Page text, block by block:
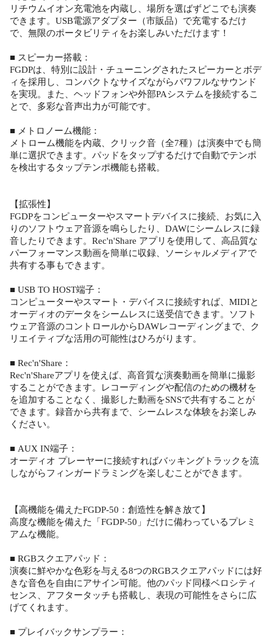
リチウムイオン充電池を内蔵し、場所を選ばずどこでも演奏
できます。USB電源アダプター（市販品）で充電するだけ
で、無限のポータビリティをお楽しみいただけます！
■ スピーカー搭載：
FGDPは、特別に設計・チューニングされたスピーカーとボデ
ィを採用し、コンパクトなサイズながらパワフルなサウンド
を実現。また、ヘッドフォンや外部PAシステムを接続するこ
とで、多彩な音声出力が可能です。
■ メトロノーム機能：
メトローム機能を内蔵、クリック音（全7種）は演奏中でも簡
単に選択できます。パッドをタップするだけで自動でテンポ
を検出するタップテンポ機能も搭載。
【拡張性】
FGDPをコンピューターやスマートデバイスに接続、お気に入
りのソフトウェア音源を鳴らしたり、DAWにシームレスに録
音したりできます。Rec'n'Share アプリを使用して、高品質な
パーフォーマンス動画を簡単に収録、ソーシャルメディアで
共有する事もできます。
■ USB TO HOST端子：
コンピューターやスマート・デバイスに接続すれば、MIDIと
オーディオのデータをシームレスに送受信できます。ソフト
ウェア音源のコントロールからDAWレコーディングまで、ク
リエイティブな活用の可能性はひろがります。
■ Rec'n'Share：
Rec'n'Shareアプリを使えば、高音質な演奏動画を簡単に撮影
することができます。レコーディングや配信のための機材を
を追加することなく、撮影した動画をSNSで共有することが
できます。録音から共有まで、シームレスな体験をお楽しみ
ください。
■ AUX IN端子：
オーディオ プレーヤーに接続すればバッキングトラックを流
しながらフィンガードラミングを楽しむことができます。
【高機能を備えたFGDP-50：創造性を解き放て】
高度な機能を備えた「FGDP-50」だけに備わっているプレミ
アムな機能。
■ RGBスクエアパッド：
演奏に鮮やかな色彩を与える8つのRGBスクエアパッドには好
きな音色を自由にアサイン可能。他のパッド同様ベロシティ
センス、アフタータッチも搭載し、表現の可能性をさらに広
げてくれます。
■ プレイバックサンプラー：